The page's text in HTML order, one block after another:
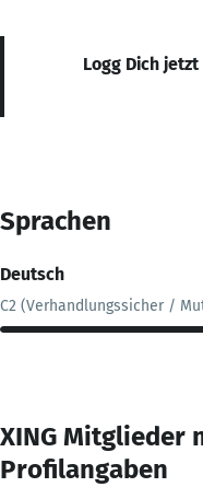
Logg Dich
Sprachen
Deutsch
C2 (Verhandlungssicher /
XING Mitglieder
Profilangaben